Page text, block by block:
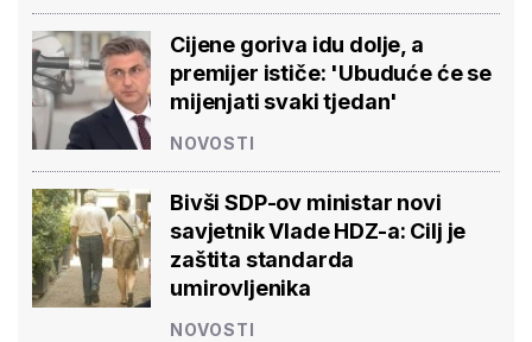
Cijene goriva idu dolje, a
premijer ističe: 'Ubuduće će se
mijenjati svaki tjedan'
NOVOSTI
Bivši SDP-ov ministar novi
savjetnik Vlade HDZ-a: Cilj je
zaštita standarda
umirovljenika
NOVOSTI